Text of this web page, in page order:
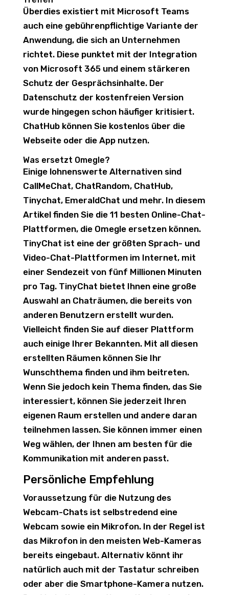
Überdies existiert mit Microsoft Teams
auch eine gebührenpflichtige Variante der
Anwendung, die sich an Unternehmen
richtet. Diese punktet mit der Integration
von Microsoft 365 und einem stärkeren
Schutz der Gesprächsinhalte. Der
Datenschutz der kostenfreien Version
wurde hingegen schon häufiger kritisiert.
ChatHub können Sie kostenlos über die
Webseite oder die App nutzen.
Was ersetzt Omegle?
Einige lohnenswerte Alternativen sind
CallMeChat, ChatRandom, ChatHub,
Tinychat, EmeraldChat und mehr. In diesem
Artikel finden Sie die 11 besten Online-Chat-
Plattformen, die Omegle ersetzen können.
TinyChat ist eine der größten Sprach- und
Video-Chat-Plattformen im Internet, mit
einer Sendezeit von fünf Millionen Minuten
pro Tag. TinyChat bietet Ihnen eine große
Auswahl an Chaträumen, die bereits von
anderen Benutzern erstellt wurden.
Vielleicht finden Sie auf dieser Plattform
auch einige Ihrer Bekannten. Mit all diesen
erstellten Räumen können Sie Ihr
Wunschthema finden und ihm beitreten.
Wenn Sie jedoch kein Thema finden, das Sie
interessiert, können Sie jederzeit Ihren
eigenen Raum erstellen und andere daran
teilnehmen lassen. Sie können immer einen
Weg wählen, der Ihnen am besten für die
Kommunikation mit anderen passt.
Persönliche Empfehlung
Voraussetzung für die Nutzung des
Webcam-Chats ist selbstredend eine
Webcam sowie ein Mikrofon. In der Regel ist
das Mikrofon in den meisten Web-Kameras
bereits eingebaut. Alternativ könnt ihr
natürlich auch mit der Tastatur schreiben
oder aber die Smartphone-Kamera nutzen.